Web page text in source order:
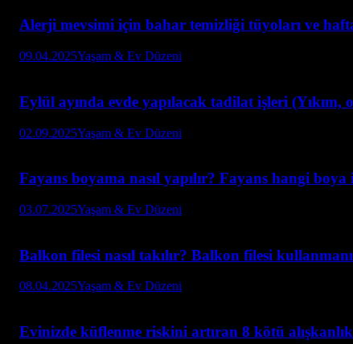
Alerji mevsimi için bahar temizliği tüyoları ve
09.04.2025Yaşam & Ev Düzeni
Eylül ayında evde yapılacak tadilat işleri (Yıkım,
02.09.2025Yaşam & Ev Düzeni
Fayans boyama nasıl yapılır? Fayans hangi
03.07.2025Yaşam & Ev Düzeni
Balkon filesi nasıl takılır? Balkon filesi
08.04.2025Yaşam & Ev Düzeni
Evinizde küflenme riskini artıran 8 kötü